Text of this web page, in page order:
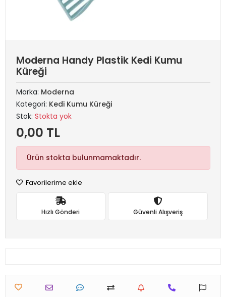
Moderna Handy Plastik Kedi Kumu
Küreği
Marka: Moderna
Kategori: Kedi Kumu Küreği
Stok: Stokta yok
0,00 TL
Ürün stokta bulunmamaktadır.
Favorilerime ekle
Hızlı Gönderi Güvenli Alışveriş